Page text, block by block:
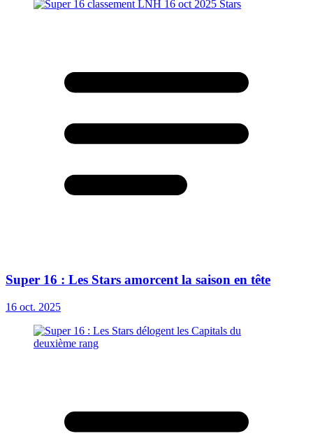
Super 16 : Les Stars amorcent la saison en tête
16 oct. 2025